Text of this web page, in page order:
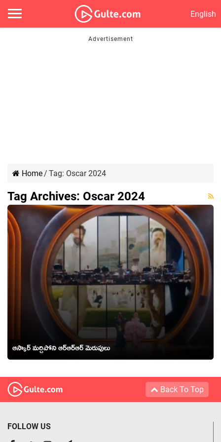
English
Home/ Tag: Oscar 2024
Tag Archives: Oscar 2024
ఆస్కార్ మర్చిపోని ఆర్ఆర్ఆర్ మెరుపులు
Back To Top
FOLLOW US